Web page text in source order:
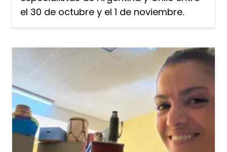
el 30 de octubre y el 1 de noviembre.